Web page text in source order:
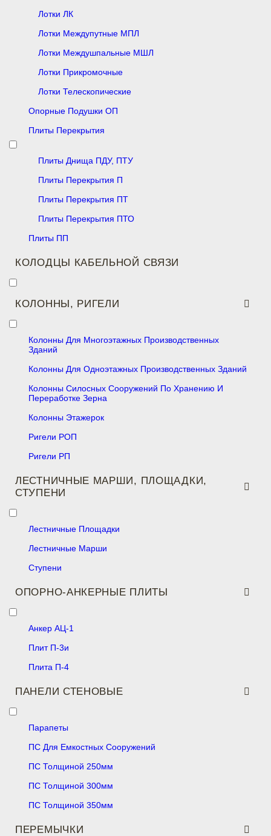
Лотки ЛК
Лотки Междупутные МПЛ
Лотки Междушпальные МШЛ
Лотки Прикромочные
Лотки Телескопические
Опорные Подушки ОП
Плиты Перекрытия
Плиты Днища ПДУ, ПТУ
Плиты Перекрытия П
Плиты Перекрытия ПТ
Плиты Перекрытия ПТО
Плиты ПП
КОЛОДЦЫ КАБЕЛЬНОЙ СВЯЗИ
КОЛОННЫ, РИГЕЛИ
Колонны Для Многоэтажных Производственных
Зданий
Колонны Для Одноэтажных Производственных Зданий
Колонны Силосных Сооружений По Хранению И
Переработке Зерна
Колонны Этажерок
Ригели РОП
Ригели РП
ЛЕСТНИЧНЫЕ МАРШИ, ПЛОЩАДКИ,
СТУПЕНИ
Лестничные Площадки
Лестничные Марши
Ступени
ОПОРНО-АНКЕРНЫЕ ПЛИТЫ
Анкер АЦ-1
Плит П-3и
Плита П-4
ПАНЕЛИ СТЕНОВЫЕ
Парапеты
ПС Для Емкостных Сооружений
ПС Толщиной 250мм
ПС Толщиной 300мм
ПС Толщиной 350мм
ПЕРЕМЫЧКИ